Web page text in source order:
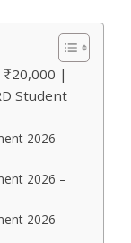
|
Student
2026 –
2026 –
2026 –